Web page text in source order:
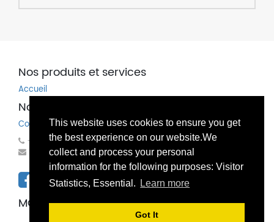
This website uses cookies to ensure you get
the best experience on our website.We
collect and process your personal
information for the following purposes: Visitor
Statistics, Essential.
Learn more
Got It
Nos produits et services
Accueil
Nos coordonnées
Contactez-nous
+32(0)81 83 00 83
mondo@bechems.eu
MONDO SPECHIM SA / NV